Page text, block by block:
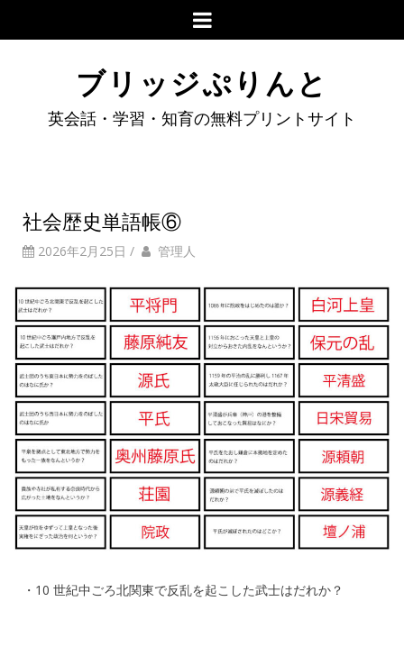
ブリッジぷりんと
英会話・学習・知育の無料プリントサイト
社会歴史単語帳⑥
2026年2月25日 / 管理人
・10 世紀中ごろ北関東で反乱を起こした武士はだれか？